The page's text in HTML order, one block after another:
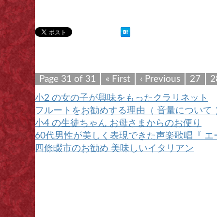
Page 31 of 31 « First ‹ Previous 27
小2 の女の子が興味をもったクラリネット
フルートをお勧めする理由（ 音量について
小4 の生徒ちゃん お母さまからのお便り
60代男性が美しく表現できた声楽歌唱『 エ
四條畷市のお勧め 美味しいイタリアン